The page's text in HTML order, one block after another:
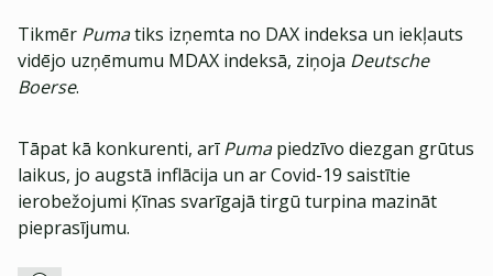
Tikmēr Pumatiks izņemta no DAX indeksa un iekļauts
vidējo uzņēmumu MDAX indeksā, ziņoja Deutsche
Boerse.
Tāpat kā konkurenti, arīPumapiedzīvo diezgan grūtus
laikus, jo augstā inflācija un ar Covid-19 saistītie
ierobežojumi Ķīnas svarīgajā tirgū turpina mazināt
pieprasījumu.